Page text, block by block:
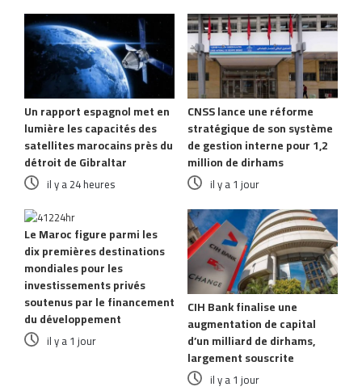
Un rapport espagnol met en
lumière les capacités des
satellites marocains près du
détroit de Gibraltar
il y a 24 heures
CNSS lance une réforme
stratégique de son système
de gestion interne pour 1,2
million de dirhams
il y a 1 jour
Le Maroc figure parmi les
dix premières destinations
mondiales pour les
investissements privés
soutenus par le financement
du développement
il y a 1 jour
CIH Bank finalise une
augmentation de capital
d’un milliard de dirhams,
largement souscrite
il y a 1 jour